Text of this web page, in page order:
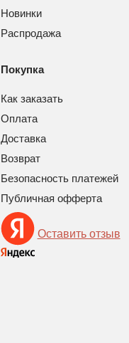
Новинки
Распродажа
Покупка
Как заказать
Оплата
Доставка
Возврат
Безопасность платежей
Публичная офферта
Оставить отзыв